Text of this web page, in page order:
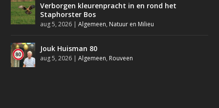
Verborgen kleurenpracht in en rond het
Staphorster Bos
aug 5, 2026 |Algemeen, Natuur en Milieu
Jouk Huisman 80
aug 5, 2026 |Algemeen, Rouveen